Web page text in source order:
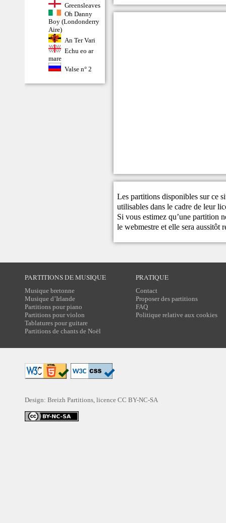
Greensleaves
Oh Danny
Boy (Londonderry
Aire)
An Ter Vari
Echu eo ar
mare
Valse n° 2
Les partitions disponibles sur ce
utilisables dans le cadre de leur
Si vous estimez qu’une partition
lewebmestre et elle sera aussitôt
PARTITIONS DE MUSIQUE
Musique bretonne
Musique d’Irlande
Partitions pour piano
Partitions pour violon
Tablatures pour guitare
Partitions de chants de Noël
PRATIQUE
Contact
Proposer des partitions
FAQ
Politique relative aux cookies
Design: Breizh Partitions, licence CC BY-NC-SA